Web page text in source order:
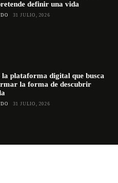
definir una vida
31 JULIO, 2026
plataforma digital que busca
la forma de descubrir
31 JULIO, 2026